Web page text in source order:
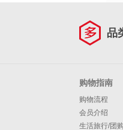
品
购物指南
购物流程
会员介绍
生活旅行/团购